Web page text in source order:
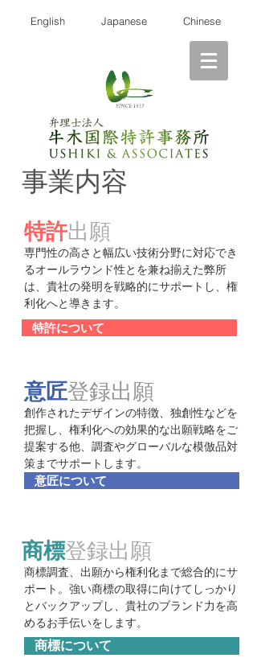
English Japanese Chinese
事業内容
特許出願
専門性の高さと幅広い技術分野に対応でき
るオールラウンド性とを兼ね揃えた弊所
は、貴社の発明を戦略的にサポートし、権
利化へと導きます。
特許について
意匠登録出願
創作されたデザインの特徴、独創性などを
把握し、権利化への効果的な出願戦略をご
提案する他、調査やグローバルな模倣品対
策までサポートします。
意匠について
商標登録出願
商標調査、出願から権利化まで総合的にサ
ポート。強い商標の取得に向けて​しっかり
とバックアップし、貴社のブランド力を高
めるお手伝いをします。
商標について